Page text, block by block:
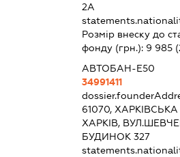
2А
Розмір внеску до
фонду (грн.): 9 985
АВТОБАН-Е50
34991411
61070,
ХАРКІВ,
БУДИНОК 327